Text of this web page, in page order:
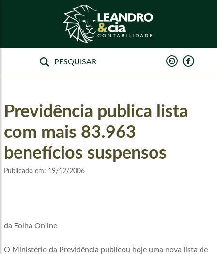
Previdência publica lista
com mais 83.963
benefícios suspensos
Publicado em: 19/12/2006
da Folha Online
O Ministério da Previdência publicou hoje uma nova lista de